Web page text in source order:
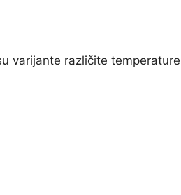
varijante različite